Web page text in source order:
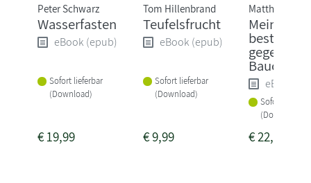
Peter Schwarz
Wasserfasten
eBook (epub)
Sofort lieferbar
(Download)
€19,99
Tom Hillenbrand
Teufelsfrucht
eBook (epub)
Sofort lieferbar
(Download)
€9,99
Matthias Riedl
Meine 80
besten
gegen
Bauchfett
eBook
Sofort
(Download)
€22,99